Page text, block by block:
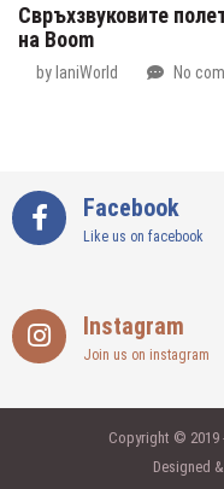
Свръхзвуковите
на Boom
by IaniWorld No
Facebook
Like us on facebook
Instagram
Join us on instagram
Copyright © 2019
Designed